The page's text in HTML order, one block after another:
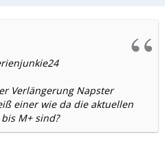
Verlängerung Napster
einer wie da die aktuellen
M+ sind?